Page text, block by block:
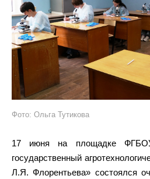
Фото: Ольга Тутикова
17 июня на площадке
государственный
Л.Я. Флорентьева» состоялся